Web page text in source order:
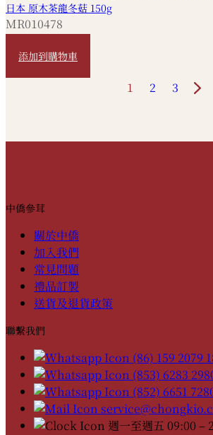
日本 原木茶龍冬菇 150g
MR010478
添加到購物車
1 2 3
中僑參茸
關於中僑
加入我們
常見問題
禮品訂製
送貨及退貨政策
聯繫我們
(86) 159 2079
(853) 6283
(852) 6651
週一至週五 09:00 –